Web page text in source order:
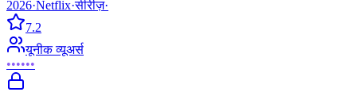
2026·Netflix·सीरीज़·
7.2
यूनीक व्यूअर्स
••••••